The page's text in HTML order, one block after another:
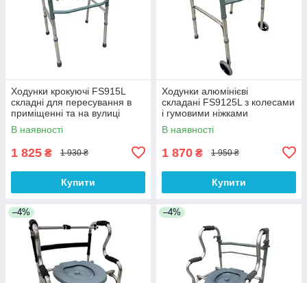
Ходунки крокуючі FS915L
складні для пересування в
приміщенні та на вулиці
В наявності
1 825 ₴ 1 930 ₴
Купити
Ходунки алюмінієві
складані FS9125L з колесами
і гумовими ніжками
В наявності
1 870 ₴ 1 950 ₴
Купити
–4% –4%